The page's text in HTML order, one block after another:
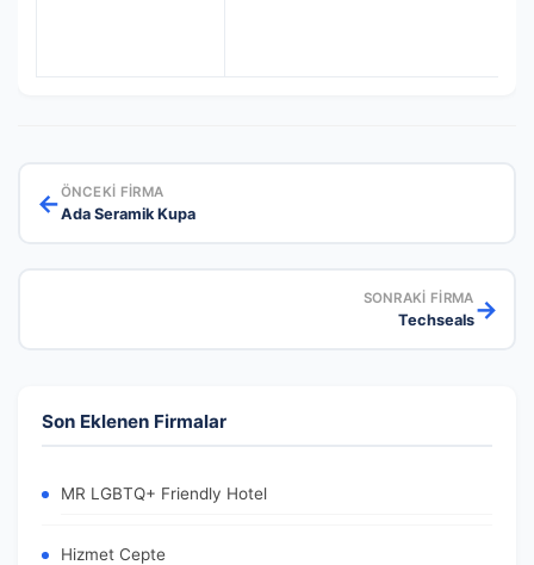
←ÖNCEKI FIRMA
Ada Seramik Kupa
SONRAKI FIRMA
Techseals→
Son Eklenen Firmalar
MR LGBTQ+ Friendly Hotel
Hizmet Cepte